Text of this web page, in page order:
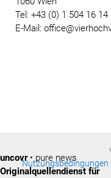
Tel: +43 (0) 1 504 16 14
E-Mail:
Nutzungsbedingungen
uncovr• pure news
Originalquellendienst für